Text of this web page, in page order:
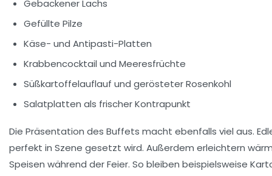
Gebackener Lachs
Gefüllte Pilze
Käse- und Antipasti-Platten
Krabbencocktail und Meeresfrüchte
Süßkartoffelauflauf und gerösteter Rosenkohl
Salatplatten als frischer Kontrapunkt
Die Präsentation des Buffets macht ebenfalls viel aus.
perfekt in Szene gesetzt wird. Außerdem erleichtern
Speisen während der Feier. So bleiben beispielsweise